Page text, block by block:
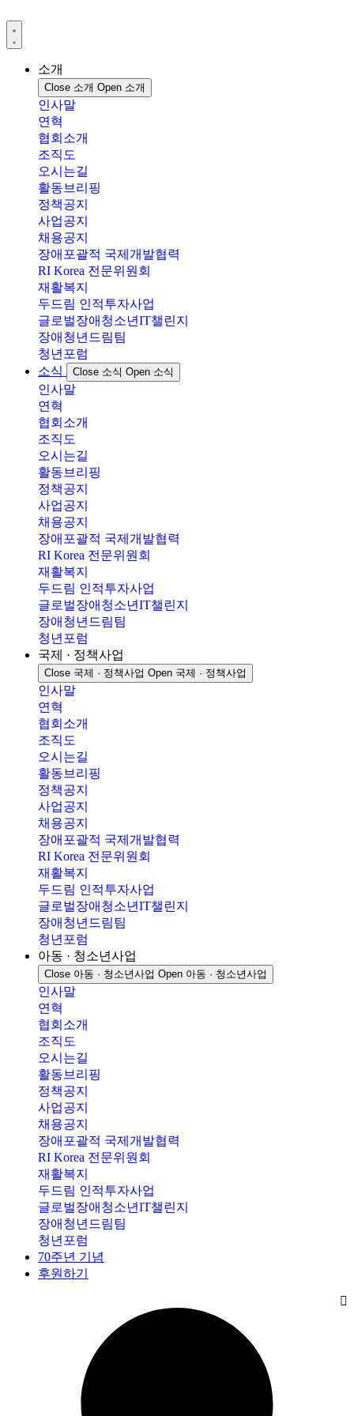
텐
츠
소개
Close 소개 Open 소개
인사말
연혁
협회소개
조직도
오시는길
활동브리핑
정책공지
사업공지
채용공지
장애포괄적 국제개발협력
RI Korea 전문위원회
재활복지
두드림 인적투자사업
글로벌장애청소년IT챌린지
장애청년드림팀
청년포럼
소식
Close 소식 Open 소식
인사말
연혁
협회소개
조직도
오시는길
활동브리핑
정책공지
사업공지
채용공지
장애포괄적 국제개발협력
RI Korea 전문위원회
재활복지
두드림 인적투자사업
글로벌장애청소년IT챌린지
장애청년드림팀
청년포럼
국제 · 정책사업
Close 국제 · 정책사업 Open 국제 · 정책사업
인사말
연혁
협회소개
조직도
오시는길
활동브리핑
정책공지
사업공지
채용공지
장애포괄적 국제개발협력
RI Korea 전문위원회
재활복지
두드림 인적투자사업
글로벌장애청소년IT챌린지
장애청년드림팀
청년포럼
아동 · 청소년사업
Close 아동 · 청소년사업 Open 아동 · 청소년사업
인사말
연혁
협회소개
조직도
오시는길
활동브리핑
정책공지
사업공지
채용공지
장애포괄적 국제개발협력
RI Korea 전문위원회
재활복지
두드림 인적투자사업
글로벌장애청소년IT챌린지
장애청년드림팀
청년포럼
70주년 기념
후원하기